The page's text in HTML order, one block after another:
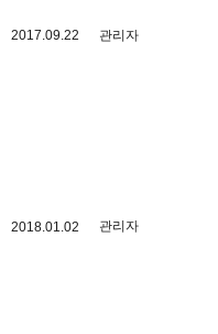
2017.09.22 관리자
2018.01.02 관리자